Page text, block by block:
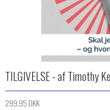
TILGIVELSE - af Timothy
299,95 DKK